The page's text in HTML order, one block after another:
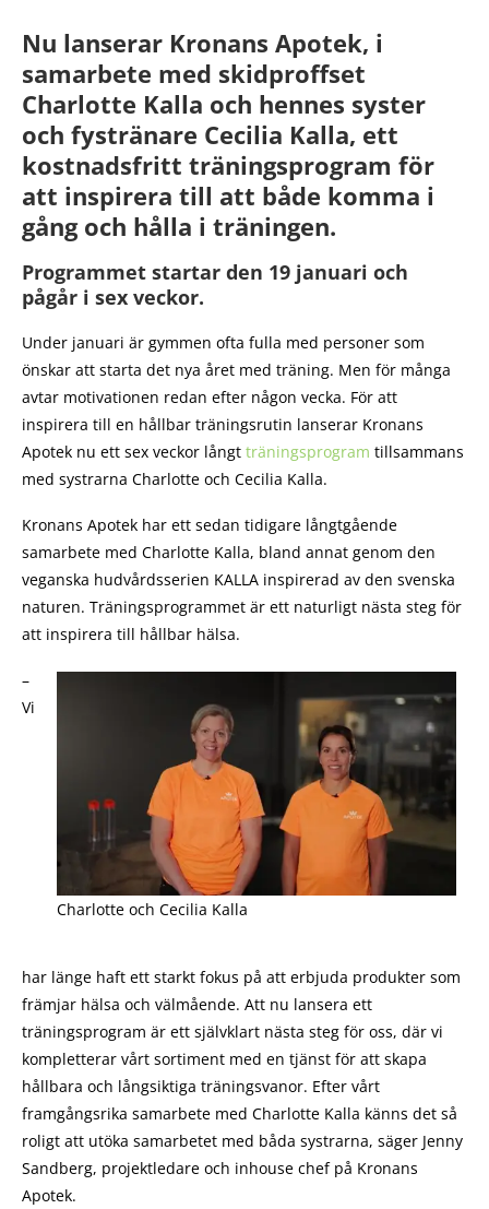
Nu lanserar Kronans Apotek, i
samarbete med skidproffset
Charlotte Kalla och hennes syster
och fystränare Cecilia Kalla, ett
kostnadsfritt träningsprogram för
att inspirera till att både komma i
gång och hålla i träningen.
Programmet startar den 19 januari och
pågår i sex veckor.
Under januari är gymmen ofta fulla med personer som
önskar att starta det nya året med träning. Men för många
avtar motivationen redan efter någon vecka. För att
inspirera till en hållbar träningsrutin lanserar Kronans
Apotek nu ett sex veckor långt träningsprogram tillsammans
med systrarna Charlotte och Cecilia Kalla.
Kronans Apotek har ett sedan tidigare långtgående
samarbete med Charlotte Kalla, bland annat genom den
veganska hudvårdsserien KALLA inspirerad av den svenska
naturen. Träningsprogrammet är ett naturligt nästa steg för
att inspirera till hållbar hälsa.
Charlotte och Cecilia Kalla
–
Vi
har länge haft ett starkt fokus på att erbjuda produkter som
främjar hälsa och välmående. Att nu lansera ett
träningsprogram är ett självklart nästa steg för oss, där vi
kompletterar vårt sortiment med en tjänst för att skapa
hållbara och långsiktiga träningsvanor. Efter vårt
framgångsrika samarbete med Charlotte Kalla känns det så
roligt att utöka samarbetet med båda systrarna, säger Jenny
Sandberg, projektledare och inhouse chef på Kronans
Apotek.